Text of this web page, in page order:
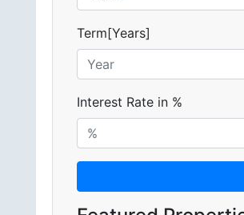
Term[Years]
Interest Rate in %